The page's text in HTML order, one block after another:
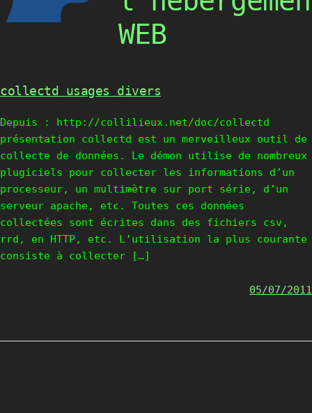
WEB
collectd usages divers
Depuis : http://collilieux.net/doc/collectd
présentation collectd est un merveilleux outil de
collecte de données. Le démon utilise de nombreux
plugiciels pour collecter les informations d’un
processeur, un multimètre sur port série, d’un
serveur apache, etc. Toutes ces données
collectées sont écrites dans des fichiers csv,
rrd, en HTTP, etc. L’utilisation la plus courante
consiste à collecter […]
05/07/2011